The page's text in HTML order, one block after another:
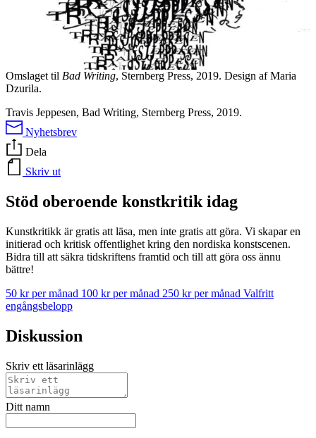
Omslaget til Bad Writing, Sternberg Press, 2019. Design af Maria
Dzurila.
Travis Jeppesen, Bad Writing, Sternberg Press, 2019.
Nyhetsbrev
Dela
Skriv ut
Stöd oberoende konstkritik idag
Kunstkritikk är gratis att läsa, men inte gratis att göra. Vi skapar en
initierad och kritisk offentlighet kring den nordiska konstscenen.
Bidra till att säkra tidskriftens framtid och till att göra oss ännu
bättre!
50 kr per månad 100 kr per månad 250 kr per månad Valfritt
engångsbelopp
Diskussion
Skriv ett läsarinlägg
Ditt namn